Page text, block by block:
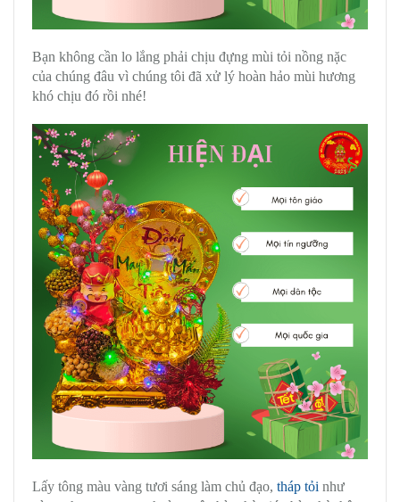
Bạn không cần lo lắng phải chịu đựng mùi tỏi nồng nặc
của chúng đâu vì chúng tôi đã xử lý hoàn hảo mùi hương
khó chịu đó rồi nhé!
Lấy tông màu vàng tươi sáng làm chủ đạo, tháp tỏi như